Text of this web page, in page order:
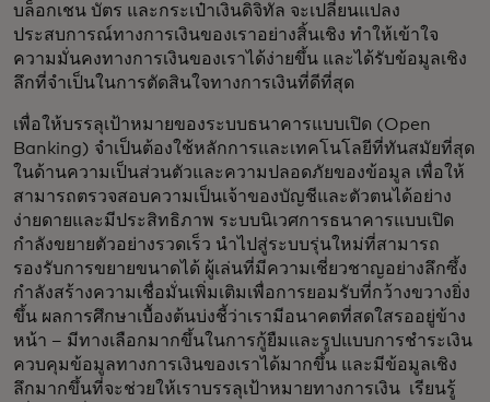
บล็อกเชน บัตร และกระเป๋าเงินดิจิทัล จะเปลี่ยนแปลง
ประสบการณ์ทางการเงินของเราอย่างสิ้นเชิง ทำให้เข้าใจ
ความมั่นคงทางการเงินของเราได้ง่ายขึ้น และได้รับข้อมูลเชิง
ลึกที่จำเป็นในการตัดสินใจทางการเงินที่ดีที่สุด
เพื่อให้บรรลุเป้าหมายของระบบธนาคารแบบเปิด (Open
Banking) จำเป็นต้องใช้หลักการและเทคโนโลยีที่ทันสมัยที่สุด
ในด้านความเป็นส่วนตัวและความปลอดภัยของข้อมูล เพื่อให้
สามารถตรวจสอบความเป็นเจ้าของบัญชีและตัวตนได้อย่าง
ง่ายดายและมีประสิทธิภาพ ระบบนิเวศการธนาคารแบบเปิด
กำลังขยายตัวอย่างรวดเร็ว นำไปสู่ระบบรุ่นใหม่ที่สามารถ
รองรับการขยายขนาดได้ ผู้เล่นที่มีความเชี่ยวชาญอย่างลึกซึ้ง
กำลังสร้างความเชื่อมั่นเพิ่มเติมเพื่อการยอมรับที่กว้างขวางยิ่ง
ขึ้น ผลการศึกษาเบื้องต้นบ่งชี้ว่าเรามีอนาคตที่สดใสรออยู่ข้าง
หน้า – มีทางเลือกมากขึ้นในการกู้ยืมและรูปแบบการชำระเงิน
ควบคุมข้อมูลทางการเงินของเราได้มากขึ้น และมีข้อมูลเชิง
ลึกมากขึ้นที่จะช่วยให้เราบรรลุเป้าหมายทางการเงิน เรียนรู้